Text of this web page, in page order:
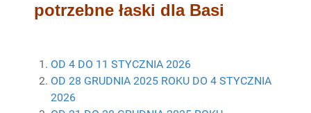
potrzebne łaski dla Basi
OD 4 DO 11 STYCZNIA 2026
OD 28 GRUDNIA 2025 ROKU DO 4 STYCZNIA
2026